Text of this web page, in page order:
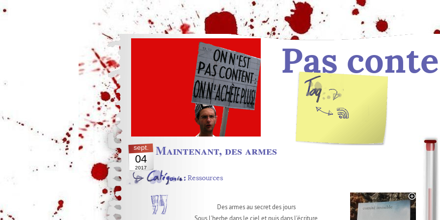
Pas
Tag :
sept.
04
2017
Maintenant, des armes
Ressources
Des armes au secret des jours
Sous l'herbe dans le ciel et puis dans l'écriture